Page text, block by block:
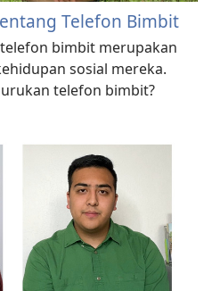
Telefon Bimbit
bimbit merupakan
sosial mereka.
telefon bimbit?